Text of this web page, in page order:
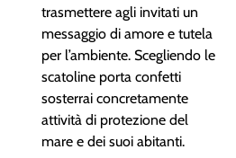
trasmettere agli invitati un
messaggio di amore e tutela
per l’ambiente. Scegliendo le
scatoline porta confetti
sosterrai concretamente
attività di protezione del
mare e dei suoi abitanti.